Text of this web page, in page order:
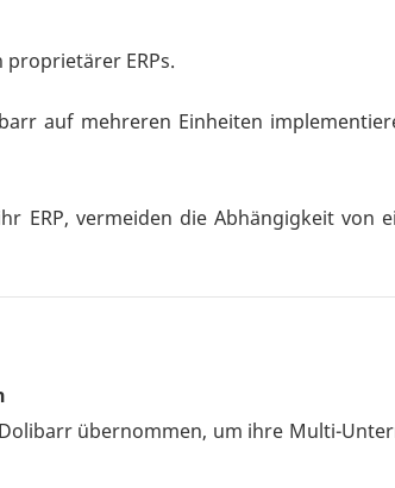
ERPs.
auf mehreren Einheiten
ERP, vermeiden die Abhängigkeit von
übernommen, um ihre Multi-